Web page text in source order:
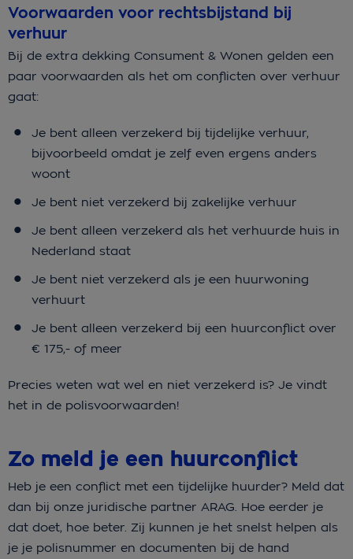
Voorwaarden voor rechtsbijstand bij
verhuur
Bij de extra dekking Consument & Wonen gelden een
paar voorwaarden als het om conflicten over verhuur
gaat:
Je bent alleen verzekerd bij tijdelijke verhuur,
bijvoorbeeld omdat je zelf even ergens anders
woont
Je bent niet verzekerd bij zakelijke verhuur
Je bent alleen verzekerd als het verhuurde huis in
Nederland staat
Je bent niet verzekerd als je een huurwoning
verhuurt
Je bent alleen verzekerd bij een huurconflict over
€ 175,- of meer
Precies weten wat wel en niet verzekerd is? Je vindt
het in de polisvoorwaarden!
Zo meld je een huurconflict
Heb je een conflict met een tijdelijke huurder? Meld dat
dan bij onze juridische partner ARAG. Hoe eerder je
dat doet, hoe beter. Zij kunnen je het snelst helpen als
je je polisnummer en documenten bij de hand